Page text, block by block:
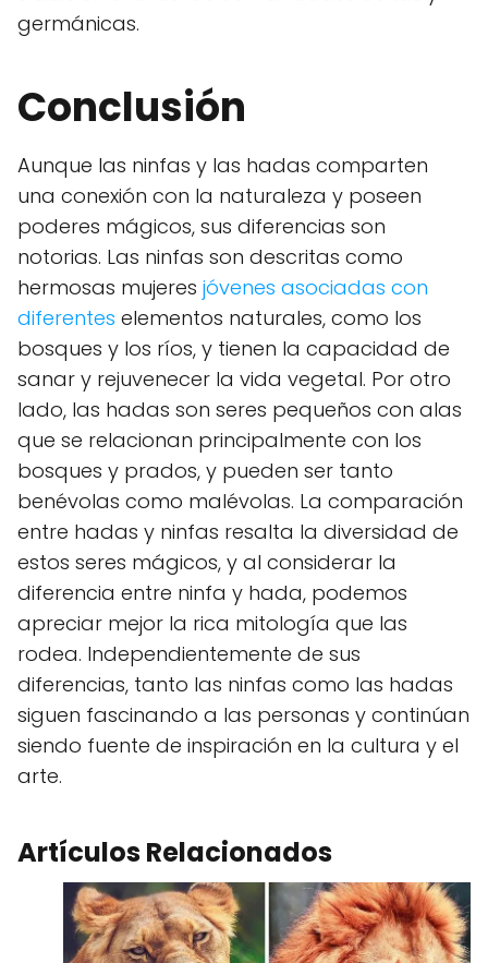
germánicas.
Conclusión
Aunque las ninfas y las hadas comparten
una conexión con la naturaleza y poseen
poderes mágicos, sus diferencias son
notorias. Las ninfas son descritas como
hermosas mujeres jóvenes asociadas con
diferentes elementos naturales, como los
bosques y los ríos, y tienen la capacidad de
sanar y rejuvenecer la vida vegetal. Por otro
lado, las hadas son seres pequeños con alas
que se relacionan principalmente con los
bosques y prados, y pueden ser tanto
benévolas como malévolas. La comparación
entre hadas y ninfas resalta la diversidad de
estos seres mágicos, y al considerar la
diferencia entre ninfa y hada, podemos
apreciar mejor la rica mitología que las
rodea. Independientemente de sus
diferencias, tanto las ninfas como las hadas
siguen fascinando a las personas y continúan
siendo fuente de inspiración en la cultura y el
arte.
Artículos Relacionados